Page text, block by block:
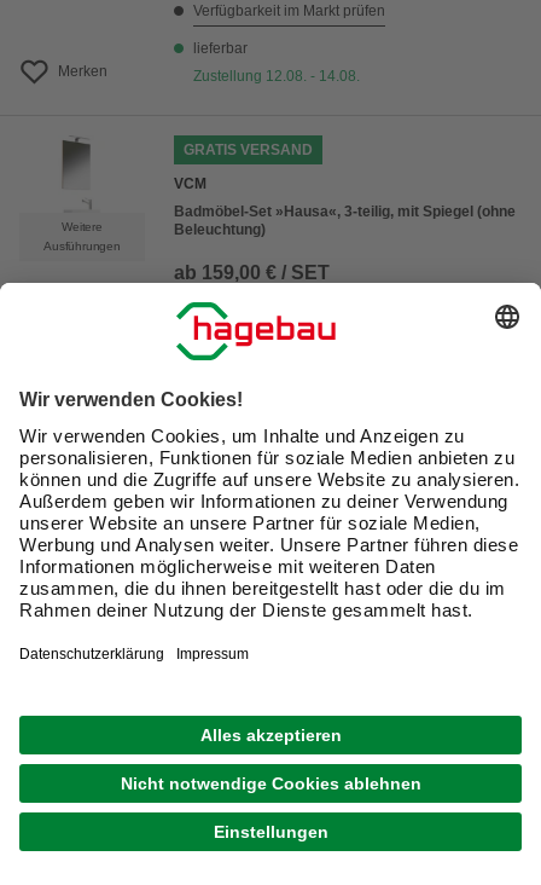
Merken
Verfügbarkeit im Markt prüfen
lieferbar
Zustellung 12.08. - 14.08.
Weitere
Ausführungen
GRATIS VERSAND
VCM
Badmöbel-Set »Hausa«, 3-teilig, mit Spiegel (ohne
Beleuchtung)
ab 159,00 € / SET
Verfügbarkeit im Markt prüfen
lieferbar
Weitere
Ausführungen
FACKELMANN
Badmöbel-Set »b.perfekt«, Weiss Hochglanz,
BxHxT: 82x50,9x48 cm
ab469,00 €
Verfügbarkeit im Markt prüfen
lieferbar
Ausführungen
GRATIS VERSAND
Badmöbel-Set »Budasi«, 3-teilig, mit Spiegel